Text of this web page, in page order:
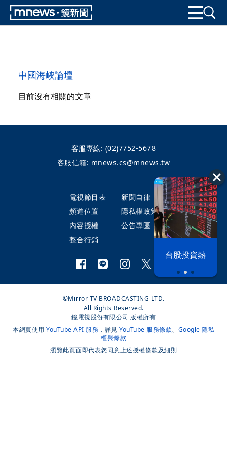
台股投資熱
中國海峽論壇
目前沒有相關的文章
客服專線: (02)7752-5678
客服信箱: mnews.cs@mnews.tw
電視節目表
新聞自律
頻道位置
隱私權政策
內容授權
公告專區
整合行銷
©Mirror TV BROADCASTING LTD.
All Rights Reserved.
鏡電視股份有限公司 版權所有
本網頁使用 YouTube API 服務 ，詳見 YouTube 服務條款、 Google 隱私
權與條款
瀏覽此頁面即代表您同意上述授權條款及細則